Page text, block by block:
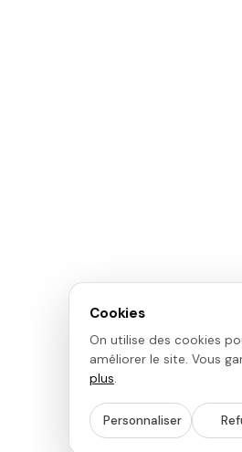
Cookies
On utilise des cookies
améliorer le site. Vous
plus.
Personnaliser